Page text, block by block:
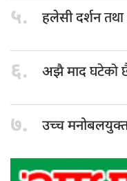
५. हलेसी दर्शन
६. अझै मादघटेको
७. उच्च